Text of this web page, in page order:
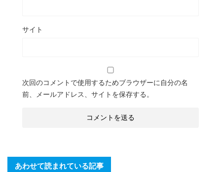
サイト
次回のコメントで使用するためブラウザーに自分の名
前、メールアドレス、サイトを保存する。
あわせて読まれている記事